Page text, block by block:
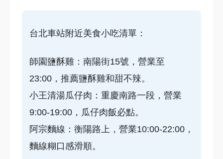
台北車站附近美食小吃清單：
師園鹽酥雞：南陽街15號，營業至
23:00，推薦鹽酥雞和甜不辣。
小王清湯瓜仔肉：重慶南路一段，營業
9:00-19:00，瓜仔肉飯必點。
阿宗麵線：衡陽路上，營業10:00-22:00，
麵線糊口感滑順。